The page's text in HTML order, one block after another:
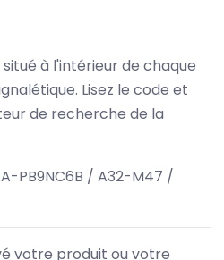
à l'intérieur de chaque
Lisez le code et
de recherche de la
PB9NC6B / A32-M47 /
votre produit ou votre